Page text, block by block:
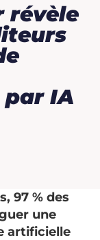
révèle
par IA
97 % des
une
artificielle